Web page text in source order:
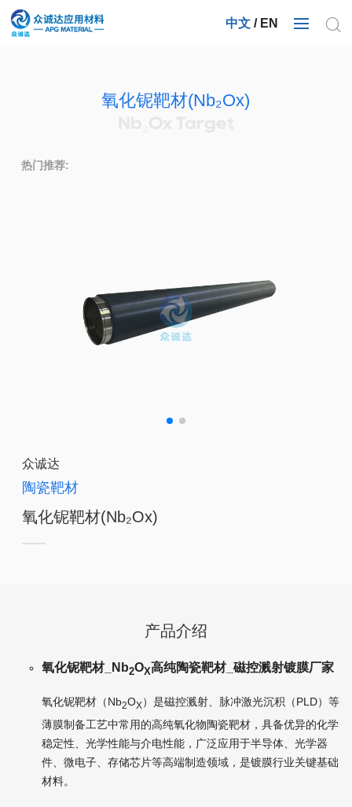
中文/ EN
氧化铌靶材(Nb₂Ox)
热门推荐:
众诚达
陶瓷靶材
氧化铌靶材(Nb₂Ox)
产品介绍
氧化铌靶材_Nb2OX高纯陶瓷靶材_磁控溅射镀膜厂家
氧化铌靶材（Nb2OX）是磁控溅射、脉冲激光沉积（PLD）等
薄膜制备工艺中常用的高纯氧化物陶瓷靶材，具备优异的化学
稳定性、光学性能与介电性能，广泛应用于半导体、光学器
件、微电子、存储芯片等高端制造领域，是镀膜行业关键基础
材料。